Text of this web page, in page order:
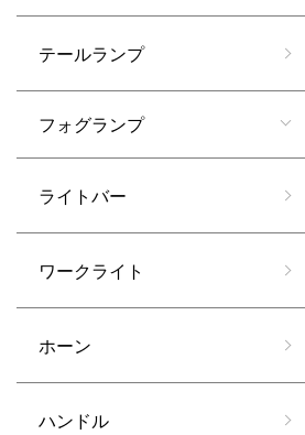
テールランプ
フォグランプ
ライトバー
ワークライト
ホーン
ハンドル